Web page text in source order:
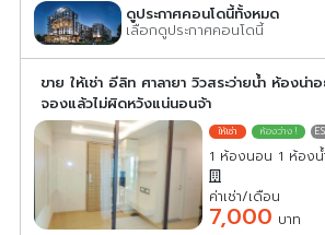
ดูประกาศคอนโดนี้ทั้งหมด
เลือกดูประกาศคอนโดนี้
ขาย ให้เช่า อีลิท ศาลายา วิวสระว่ายน้ำ ห้องน่
จองแล้วไม่ผิดหวังแน่นอนจ้า
1 ห้องนอน 1 ห้อง
ค่าเช่า/เดือน
7,000 บาท